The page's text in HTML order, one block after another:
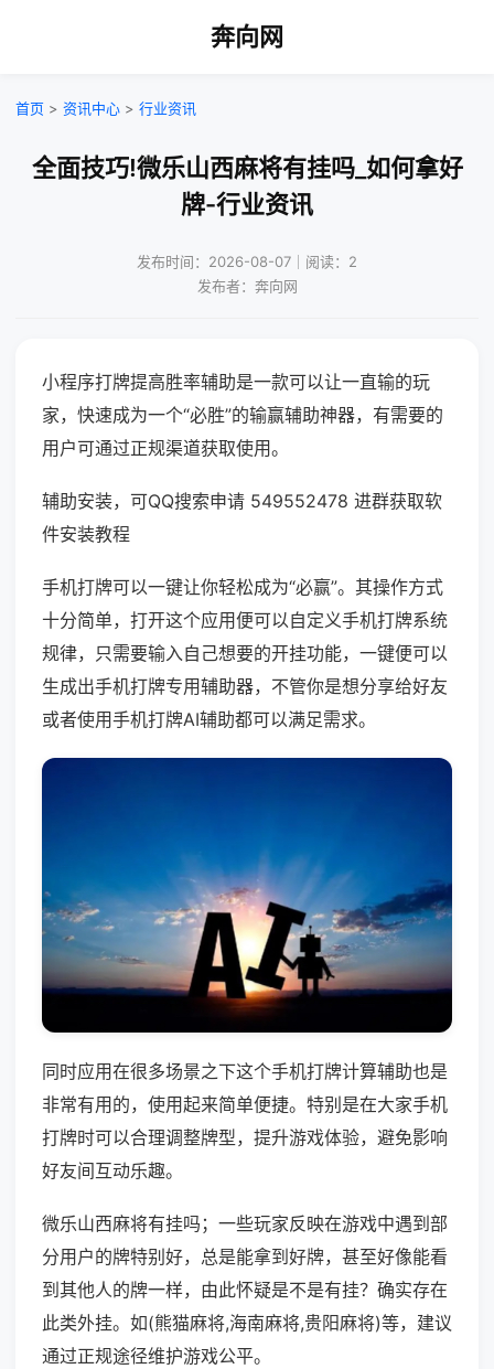
奔向网
首页 > 资讯中心 > 行业资讯
全面技巧!微乐山西麻将有挂吗_如何拿好
牌-行业资讯
发布时间：2026-08-07｜阅读：2
发布者：奔向网
小程序打牌提高胜率辅助是一款可以让一直输的玩
家，快速成为一个“必胜”的输赢辅助神器，有需要的
用户可通过正规渠道获取使用。
辅助安装，可QQ搜索申请 549552478 进群获取软
件安装教程
手机打牌可以一键让你轻松成为“必赢”。其操作方式
十分简单，打开这个应用便可以自定义手机打牌系统
规律，只需要输入自己想要的开挂功能，一键便可以
生成出手机打牌专用辅助器，不管你是想分享给好友
或者使用手机打牌AI辅助都可以满足需求。
同时应用在很多场景之下这个手机打牌计算辅助也是
非常有用的，使用起来简单便捷。特别是在大家手机
打牌时可以合理调整牌型，提升游戏体验，避免影响
好友间互动乐趣。
微乐山西麻将有挂吗；一些玩家反映在游戏中遇到部
分用户的牌特别好，总是能拿到好牌，甚至好像能看
到其他人的牌一样，由此怀疑是不是有挂？确实存在
此类外挂。如(熊猫麻将,海南麻将,贵阳麻将)等，建议
通过正规途径维护游戏公平。